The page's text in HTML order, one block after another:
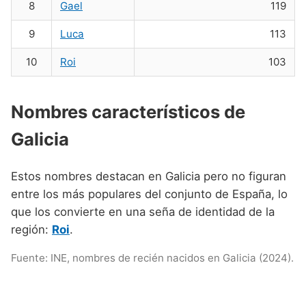
Nombres de niño que empiezan por P
Nombres de niño que empiezan por Q
Nombres de niño que empiezan por R
Nombres de niño que empiezan por T
Nombres de niño que empiezan por U
Nombres de niño que empiezan por W
Nombres de niño que empiezan por X
8 Gael 119
9 Luca 113
10 Roi 103
Nombres característicos de
Galicia
Estos nombres destacan en Galicia pero no figuran
entre los más populares del conjunto de España, lo
que los convierte en una seña de identidad de la
región: Roi.
Fuente: INE, nombres de recién nacidos en Galicia (2024).